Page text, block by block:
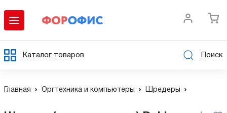
Каталог товаров Поиск
Главная Оргтехника и компьютеры Шредеры